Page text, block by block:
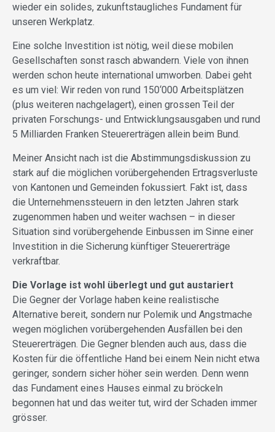
wieder ein solides, zukunftstaugliches Fundament für
unseren Werkplatz.
Eine solche Investition ist nötig, weil diese mobilen
Gesellschaften sonst rasch abwandern. Viele von ihnen
werden schon heute international umworben. Dabei geht
es um viel: Wir reden von rund 150‘000 Arbeitsplätzen
(plus weiteren nachgelagert), einen grossen Teil der
privaten Forschungs- und Entwicklungsausgaben und rund
5 Milliarden Franken Steuererträgen allein beim Bund.
Meiner Ansicht nach ist die Abstimmungsdiskussion zu
stark auf die möglichen vorübergehenden Ertragsverluste
von Kantonen und Gemeinden fokussiert. Fakt ist, dass
die Unternehmenssteuern in den letzten Jahren stark
zugenommen haben und weiter wachsen – in dieser
Situation sind vorübergehende Einbussen im Sinne einer
Investition in die Sicherung künftiger Steuererträge
verkraftbar.
Die Vorlage ist wohl überlegt und gut austariert
Die Gegner der Vorlage haben keine realistische
Alternative bereit, sondern nur Polemik und Angstmache
wegen möglichen vorübergehenden Ausfällen bei den
Steuererträgen. Die Gegner blenden auch aus, dass die
Kosten für die öffentliche Hand bei einem Nein nicht etwa
geringer, sondern sicher höher sein werden. Denn wenn
das Fundament eines Hauses einmal zu bröckeln
begonnen hat und das weiter tut, wird der Schaden immer
grösser.